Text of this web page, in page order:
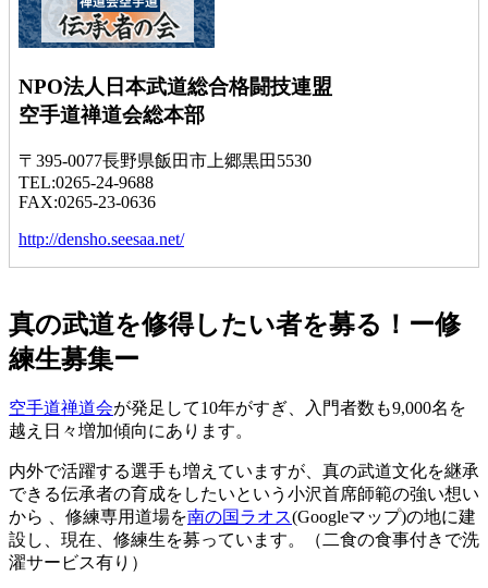
NPO法人日本武道総合格闘技連盟
空手道禅道会総本部
〒395-0077長野県飯田市上郷黒田5530
TEL:0265-24-9688
FAX:0265-23-0636
http://densho.seesaa.net/
真の武道を修得したい者を募る！ー修
練生募集ー
空手道禅道会が発足して10年がすぎ、入門者数も9,000名を
越え日々増加傾向にあります。
内外で活躍する選手も増えていますが、真の武道文化を継承
できる伝承者の育成をしたいという小沢首席師範の強い想い
から 、修練専用道場を南の国ラオス(Googleマップ)の地に建
設し、現在、修練生を募っています。（二食の食事付きで洗
濯サービス有り）